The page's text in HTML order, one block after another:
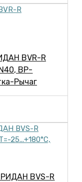
BVR-R
ВР-
Рычаг
BVS-R